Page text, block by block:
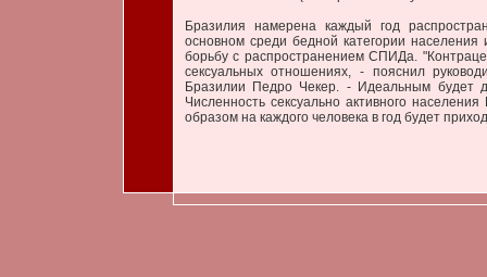
Бразилия намерена каждый год
основном среди бедной категории
борьбу с распространением СПИДа.
сексуальных отношениях, - пояснил
Бразилии Педро Чекер. - Идеальным будет
Численность сексуально активного
образом на каждого человека в год будет